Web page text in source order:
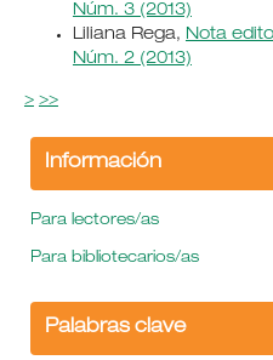
Núm. 3 (2013)
Liliana Rega, Nota
Núm. 2 (2013)
> >>
Información
Para lectores/as
Para bibliotecarios/as
Palabras clave